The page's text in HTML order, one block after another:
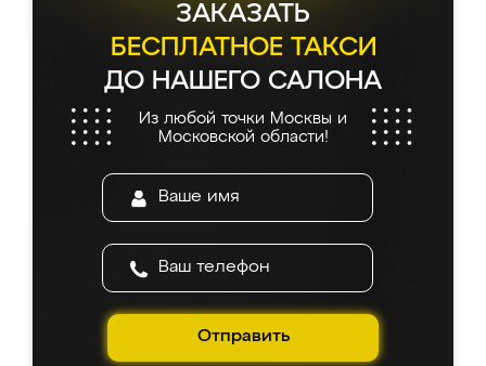
ЗАКАЗАТЬ
БЕСПЛАТНОЕ ТАКСИ
ДО НАШЕГО САЛОНА
Из любой точки Москвы и
Московской области!
Отправить